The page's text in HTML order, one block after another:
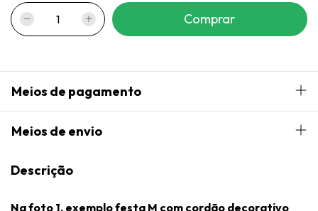
Meios de pagamento
Meios de envio
Descrição
Na foto 1, exemplo festa M com cordão decorativo